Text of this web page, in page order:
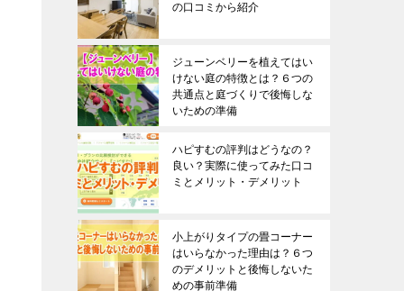
の口コミから紹介
ジューンベリーを植えてはい
けない庭の特徴とは？６つの
共通点と庭づくりで後悔しな
いための準備
ハピすむの評判はどうなの？
良い？実際に使ってみた口コ
ミとメリット・デメリット
小上がりタイプの畳コーナー
はいらなかった理由は？６つ
のデメリットと後悔しないた
めの事前準備